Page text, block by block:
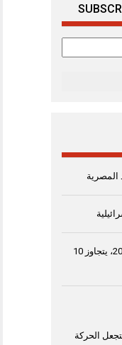
المصرية
إنتاج القمح في مصر خلال موسم 2026، يتجاوز 10
الحركة